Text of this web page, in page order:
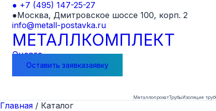
● +7 (495) 147-25-27
●Москва, Дмитровское шоссе 100, корп. 2
info@metall-postavka.ru
МЕТАЛЛКОМПЛЕКТ
Энерго
Оставить заявказаявку
МеталлопрокатТрубыИзоляция труб
Главная / Каталог